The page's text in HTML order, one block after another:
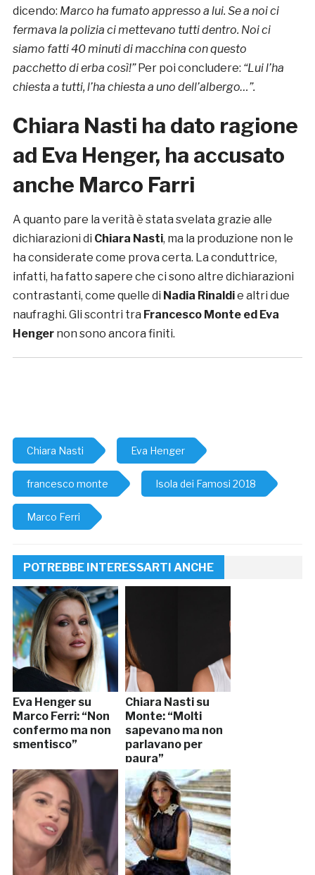
dicendo: Marco ha fumato appresso a lui. Se a noi ci
fermava la polizia ci mettevano tutti dentro. Noi ci
siamo fatti 40 minuti di macchina con questo
pacchetto di erba così!”Per poi concludere: “Lui l’ha
chiesta a tutti, l’ha chiesta a uno dell’albergo…”.
Chiara Nasti ha dato ragione
ad Eva Henger, ha accusato
anche Marco Farri
A quanto pare la verità è stata svelata grazie alle
dichiarazioni di Chiara Nasti, ma la produzione non le
ha considerate come prova certa. La conduttrice,
infatti, ha fatto sapere che ci sono altre dichiarazioni
contrastanti, come quelle di Nadia Rinaldie altri due
naufraghi. Gli scontri tra Francesco Monte ed Eva
Hengernon sono ancora finiti.
Chiara Nasti Eva Henger
francesco monte Isola dei Famosi 2018
Marco Ferri
POTREBBE INTERESSARTI ANCHE
Eva Henger su
Marco Ferri: “Non
confermo ma non
smentisco”
Chiara Nasti su
Monte: “Molti
sapevano ma non
parlavano per
paura”